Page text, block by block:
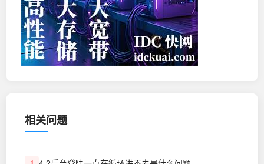
相关问题